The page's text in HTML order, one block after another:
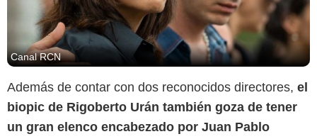
Canal RCN
Además de contar con dos reconocidos directores, el
biopic de Rigoberto Urán también goza de tener
un gran elenco encabezado por Juan Pablo